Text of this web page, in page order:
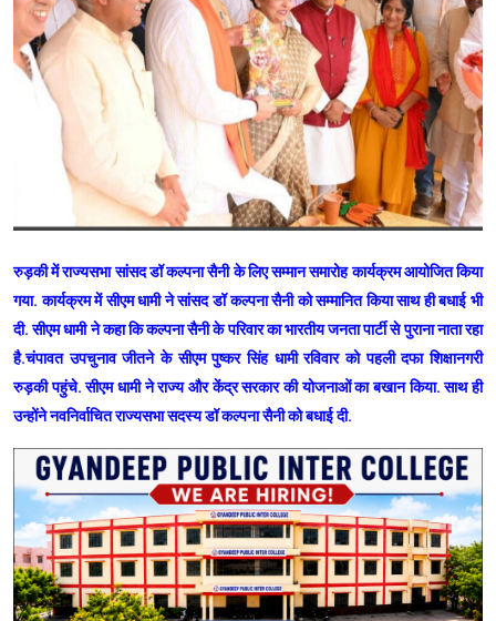
रुड़की में राज्यसभा सांसद डॉ कल्पना सैनी के लिए सम्मान समारोह कार्यक्रम आयोजित किया
गया. कार्यक्रम में सीएम धामी ने सांसद डॉ कल्पना सैनी को सम्मानित किया साथ ही बधाई भी
दी. सीएम धामी ने कहा कि कल्पना सैनी के परिवार का भारतीय जनता पार्टी से पुराना नाता रहा
है.चंपावत उपचुनाव जीतने के सीएम पुष्कर सिंह धामी रविवार को पहली दफा शिक्षानगरी
रुड़की पहुंचे. सीएम धामी ने राज्य और केंद्र सरकार की योजनाओं का बखान किया. साथ ही
उन्होंने नवनिर्वाचित राज्यसभा सदस्य डॉ कल्पना सैनी को बधाई दी.